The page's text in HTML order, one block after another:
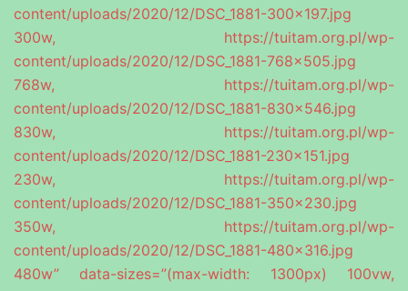
content/uploads/2020/12/DSC_1881-300×197.jpg
300w, https://tuitam.org.pl/wp-
content/uploads/2020/12/DSC_1881-768×505.jpg
768w, https://tuitam.org.pl/wp-
content/uploads/2020/12/DSC_1881-830×546.jpg
830w, https://tuitam.org.pl/wp-
content/uploads/2020/12/DSC_1881-230×151.jpg
230w, https://tuitam.org.pl/wp-
content/uploads/2020/12/DSC_1881-350×230.jpg
350w, https://tuitam.org.pl/wp-
content/uploads/2020/12/DSC_1881-480×316.jpg
480w” data-sizes=”(max-width: 1300px) 100vw,